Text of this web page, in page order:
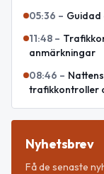
05:36 – Guidad
11:48 –
anmärkningar
08:46 –
trafikkontroller
Nyhetsbrev
Få de senaste